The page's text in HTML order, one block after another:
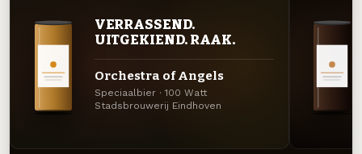
VERRASSEND.
UITGEKIEND. RAAK.
Orchestra of Angels
Speciaalbier · 100 Watt
Stadsbrouwerij Eindhoven